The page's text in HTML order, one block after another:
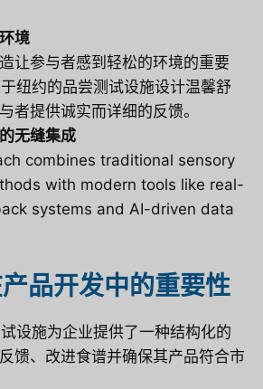
境
让参与者感到轻松的环境的重要
纽约的品尝测试设施设计温馨舒
者提供诚实而详细的反馈。
无缝集成
combines traditional sensory
with modern tools like real-
systems and AI-driven data
品开发中的重要性
设施为企业提供了一种结构化的
馈、改进食谱并确保其产品符合市